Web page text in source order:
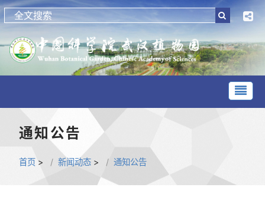
通知公告
首页 > 新闻动态 > 通知公告